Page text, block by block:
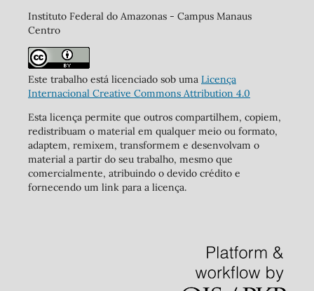
Instituto Federal do Amazonas - Campus Manaus
Centro
Este trabalho está licenciado sob uma Licença
Internacional Creative Commons Attribution 4.0
Esta licença permite que outros compartilhem, copiem,
redistribuam o material em qualquer meio ou formato,
adaptem, remixem, transformem e desenvolvam o
material a partir do seu trabalho, mesmo que
comercialmente, atribuindo o devido crédito e
fornecendo um link para a licença.